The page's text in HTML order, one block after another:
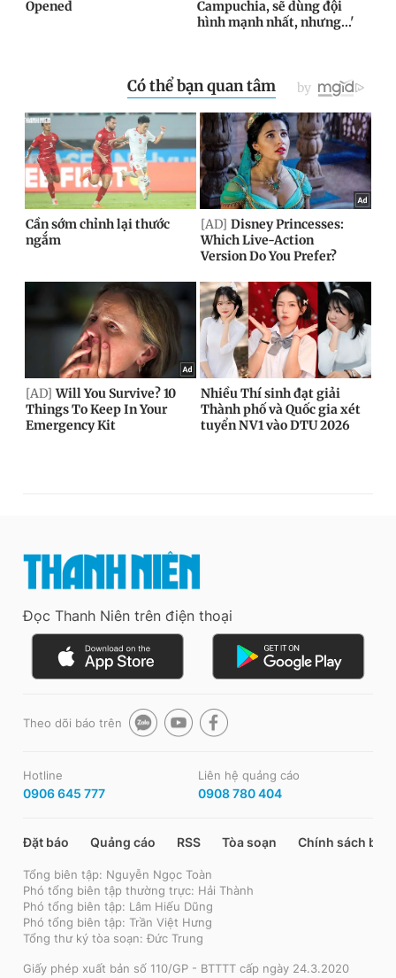
Đọc Thanh Niên trên điện thoại
Theo dõi báo trên
Hotline
0906 645 777
Liên hệ quảng cáo
0908 780 404
Đặt báo Quảng cáo RSS Tòa soạn Chính sách bảo
Tổng biên tập: Nguyễn Ngọc Toàn
Phó tổng biên tập thường trực: Hải Thành
Phó tổng biên tập: Lâm Hiếu Dũng
Phó tổng biên tập: Trần Việt Hưng
Tổng thư ký tòa soạn: Đức Trung
Giấy phép xuất bản số 110/GP - BTTTT cấp ngày 24.3.2020